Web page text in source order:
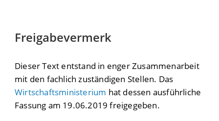
Freigabevermerk
Dieser Text entstand in enger Zusammenarbeit
mit den fachlich zuständigen Stellen. Das
Wirtschaftsministerium hat dessen ausführliche
Fassung am 19.06.2019 freigegeben.